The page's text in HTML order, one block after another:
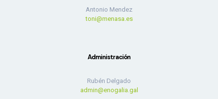
Antonio Mendez
toni@menasa.es
Administración
Rubén Delgado
admin@enogalia.gal